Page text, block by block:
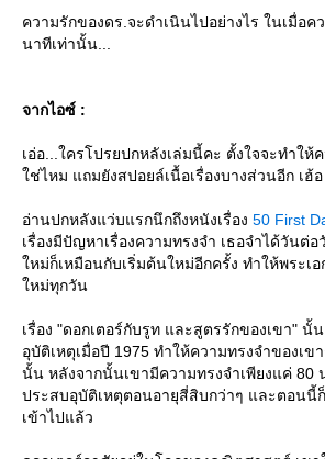
ความรักของดร.จะดำเนินไปอย่างไร ในเมื่อค
นาทีเท่านั้น...
จากไอซ์ :
เอ่อ...ใครโปรยปกหลังเล่มนี้คะ ตั้งใจจะทำใ
ช่ไหม แถมยังสปอยล์เนื้อเรื่องบางส่วนอีก เฮ้อ
อ่านปกหลังแว่บแรกนึกถึงหนังเรื่อง 50 First
เรื่องมีปัญหาเรื่องความทรงจำ เธอจำได้วันต่
หม่ก็เหมือนกับเริ่มต้นใหม่อีกครั้ง ทำให้พระเอ
หม่ทุกวัน
เรื่อง "ดอกเตอร์กับรูท และสูตรรักของเขา" นั้
อุบัติเหตุเมื่อปี 1975 ทำให้ความทรงจำของเข
นั้น หลังจากนั้นเขามีความทรงจำเพียงแค่ 80
ประสบอุบัติเหตุตอนอายุสี่สิบกว่าๆ และตอนนี้
เข้าไปแล้ว